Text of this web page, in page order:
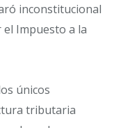
inconstitucional
el Impuesto a la
únicos
tributaria